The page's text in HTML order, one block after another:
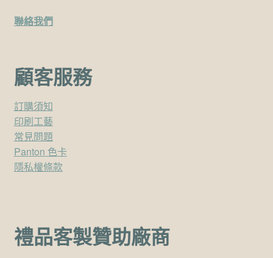
聯絡我們
顧客服務
訂購須知
印刷工藝
常見問題
Panton 色卡
隱私權條款
禮品客製贊助廠商